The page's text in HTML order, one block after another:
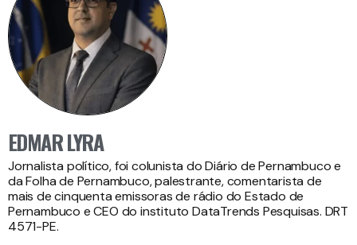
EDMAR LYRA
Jornalista político, foi colunista do Diário de Pernambuco e
da Folha de Pernambuco, palestrante, comentarista de
mais de cinquenta emissoras de rádio do Estado de
Pernambuco e CEO do instituto DataTrends Pesquisas. DRT
4571-PE.